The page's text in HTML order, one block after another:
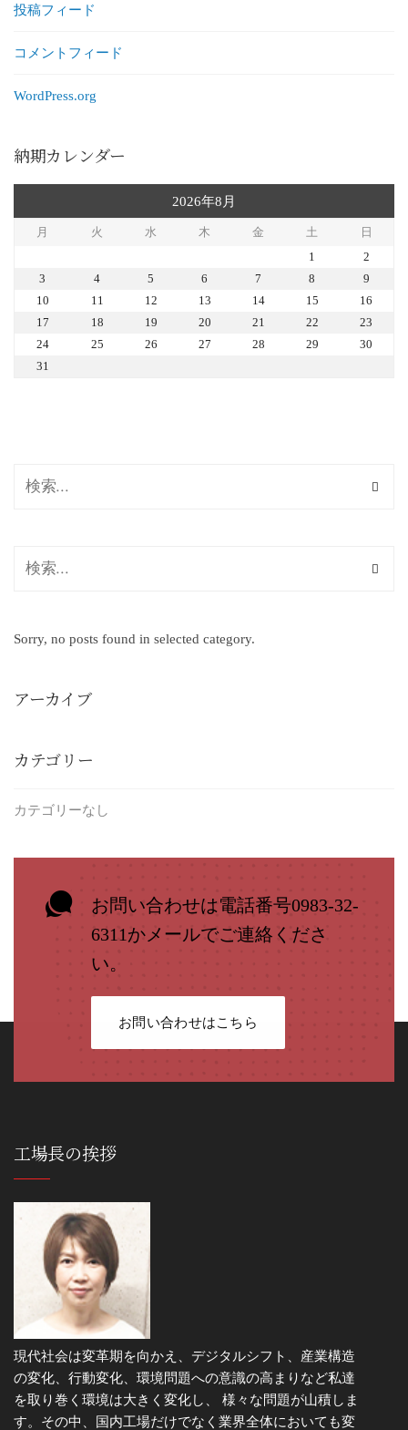
投稿フィード
コメントフィード
WordPress.org
納期カレンダー
2026年8月
月 火 水 木 金 土
日
1
2
3
4 5 6 7 8
9
10
11 12 13 14 15
16
17
18 19 20 21 22
23
24
25 26 27 28 29
30
31
Sorry, no posts found in selected category.
アーカイブ
カテゴリー
カテゴリーなし
お問い合わせは電話番号0983-32-
6311かメールでご連絡くださ
い。
お問い合わせはこちら
工場長の挨拶
現代社会は変革期を向かえ、デジタルシフト、産業構造
の変化、行動変化、環境問題への意識の高まりなど私達
を取り巻く環境は大きく変化し、 様々な問題が山積しま
す。その中、国内工場だけでなく業界全体においても変